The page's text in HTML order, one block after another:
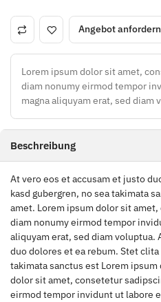
Angebot anfordern
Lorem ipsum dolor sit amet,
diam nonumy eirmod tempor
magna aliquyam erat, sed diam
Beschreibung
At vero eos et accusam et justo
kasd gubergren, no sea takimata
amet. Lorem ipsum dolor sit
diam nonumy eirmod tempor
aliquyam erat, sed diam voluptua.
duo dolores et ea rebum. Stet clita
takimata sanctus est Lorem
dolor sit amet, consetetur
eirmod tempor invidunt ut labore